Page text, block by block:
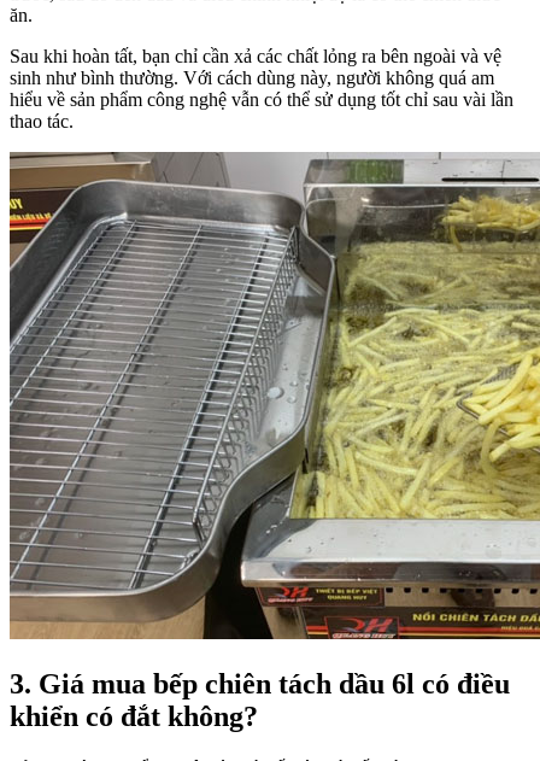
ăn.
Sau khi hoàn tất, bạn chỉ cần xả các chất lỏng ra bên ngoài và vệ
sinh như bình thường. Với cách dùng này, người không quá am
hiểu về sản phẩm công nghệ vẫn có thể sử dụng tốt chỉ sau vài lần
thao tác.
3. Giá mua bếp chiên tách dầu 6l có điều
khiển có đắt không?